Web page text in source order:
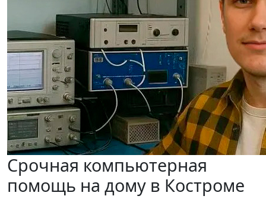
Срочная компьютерная
помощь на дому в Костроме